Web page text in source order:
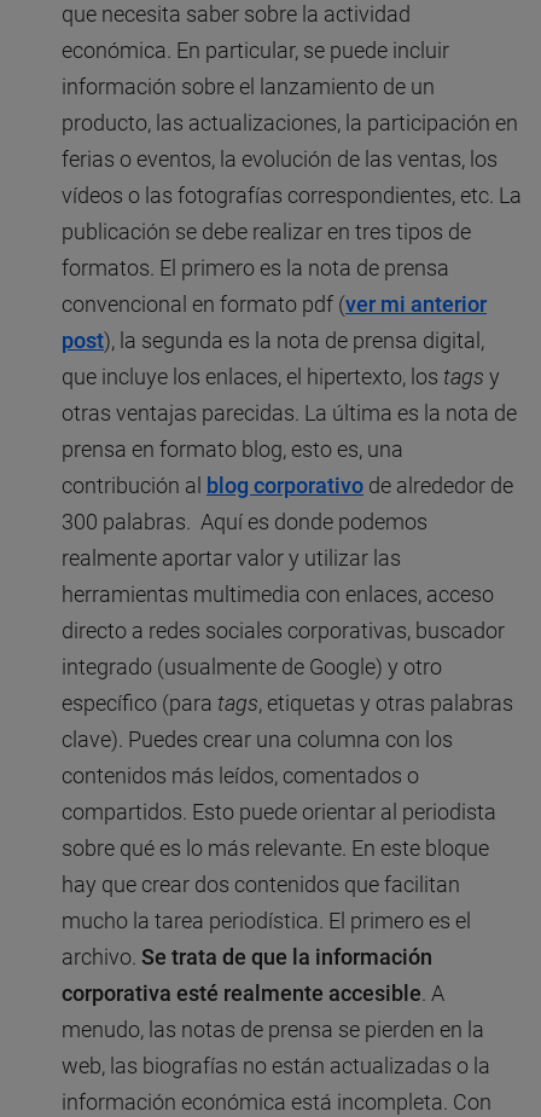
que necesita saber sobre la actividad
económica. En particular, se puede incluir
información sobre el lanzamiento de un
producto, las actualizaciones, la participación en
ferias o eventos, la evolución de las ventas, los
vídeos o las fotografías correspondientes, etc. La
publicación se debe realizar en tres tipos de
formatos. El primero es la nota de prensa
convencional en formato pdf (ver mi anterior
post), la segunda es la nota de prensa digital,
que incluye los enlaces, el hipertexto, los tags y
otras ventajas parecidas. La última es la nota de
prensa en formato blog, esto es, una
contribución al blog corporativo de alrededor de
300 palabras. Aquí es donde podemos
realmente aportar valor y utilizar las
herramientas multimedia con enlaces, acceso
directo a redes sociales corporativas, buscador
integrado (usualmente de Google) y otro
específico (para tags, etiquetas y otras palabras
clave). Puedes crear una columna con los
contenidos más leídos, comentados o
compartidos. Esto puede orientar al periodista
sobre qué es lo más relevante. En este bloque
hay que crear dos contenidos que facilitan
mucho la tarea periodística. El primero es el
archivo. Se trata de que la información
corporativa esté realmente accesible . A
menudo, las notas de prensa se pierden en la
web, las biografías no están actualizadas o la
información económica está incompleta. Con